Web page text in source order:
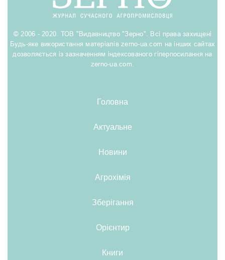
© 2006 - 2020. ТОВ "Видавництво "Зерно". Всі права захищені
Будь-яке використання матеріалів zerno-ua.com на інших сайтах
дозволяється із зазначенням індексованого гіперпосилання на
zerno-ua.com.
Головна
Актуальне
Новини
Агрохімія
Зберігання
Орієнтир
Книги